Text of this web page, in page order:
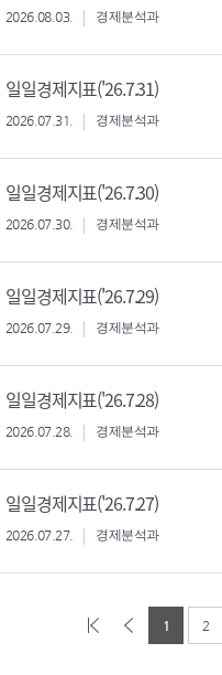
2026.08.03. 경제분석과
일일경제지표('26.7.31)
2026.07.31. 경제분석과
일일경제지표('26.7.30)
2026.07.30. 경제분석과
일일경제지표('26.7.29)
2026.07.29. 경제분석과
일일경제지표('26.7.28)
2026.07.28. 경제분석과
일일경제지표('26.7.27)
2026.07.27. 경제분석과
1 2